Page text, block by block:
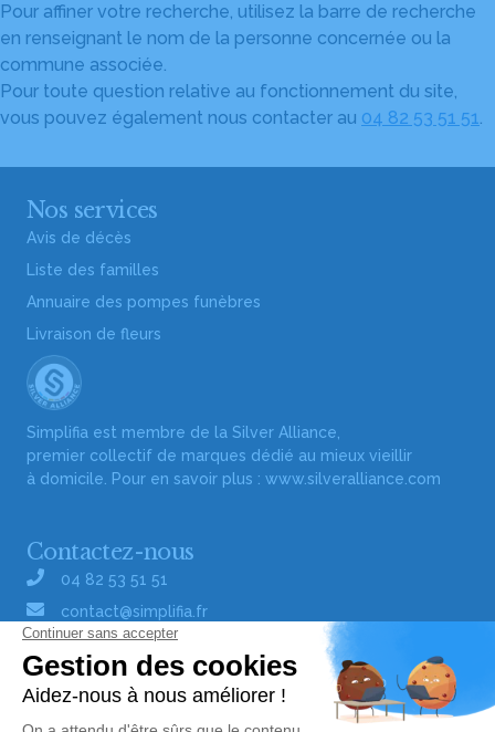
Pour affiner votre recherche, utilisez la barre de recherche
en renseignant le nom de la personne concernée ou la
commune associée.
Pour toute question relative au fonctionnement du site,
vous pouvez également nous contacter au 04 82 53 51 51.
Nos services
Avis de décès
Liste des familles
Annuaire des pompes funèbres
Livraison de fleurs
Simplifia est membre de la Silver Alliance,
premier collectif de marques dédié au mieux vieillir
à domicile. Pour en savoir plus : www.silveralliance.com
Contactez-nous
04 82 53 51 51
contact@simplifia.fr
Réseaux sociaux